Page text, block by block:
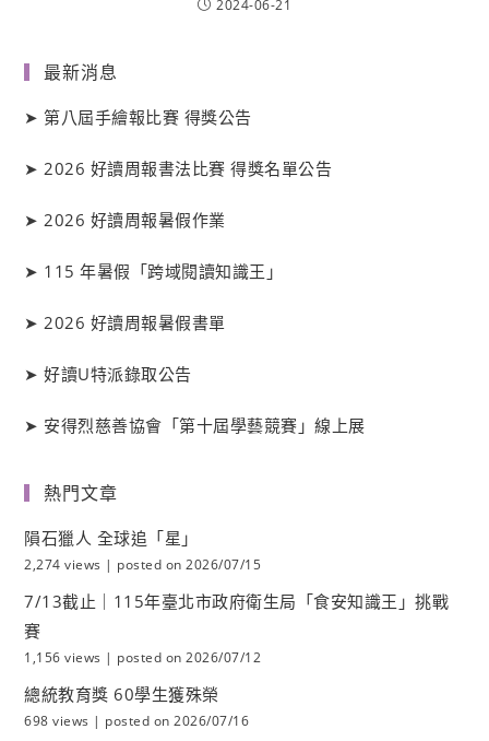
2024-06-21
最新消息
➤第八屆手繪報比賽 得獎公告
➤ 2026 好讀周報書法比賽 得獎名單公告
➤ 2026 好讀周報暑假作業
➤ 115 年暑假「跨域閱讀知識王」
➤ 2026 好讀周報暑假書單
➤好讀U特派錄取公告
➤ 安得烈慈善協會「第十屆學藝競賽」線上展
熱門文章
隕石獵人 全球追「星」
2,274 views | posted on 2026/07/15
7/13截止｜115年臺北市政府衛生局「食安知識王」挑戰
賽
1,156 views | posted on 2026/07/12
總統教育獎 60學生獲殊榮
698 views | posted on 2026/07/16